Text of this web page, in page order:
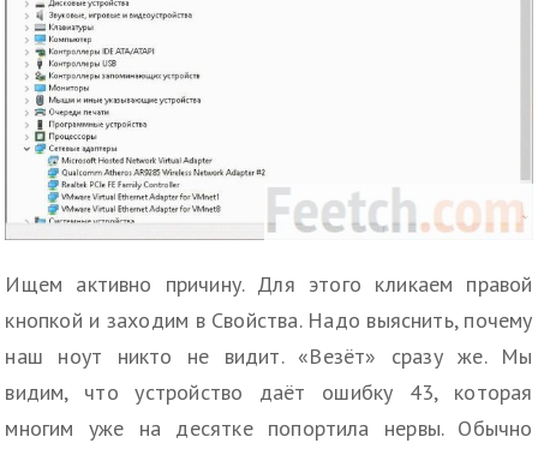
Ищем активно причину. Для этого кликаем правой
кнопкой и заходим в Свойства. Надо выяснить, почему
наш ноут никто не видит. «Везёт» сразу же. Мы
видим, что устройство даёт ошибку 43, которая
многим уже на десятке попортила нервы. Обычно